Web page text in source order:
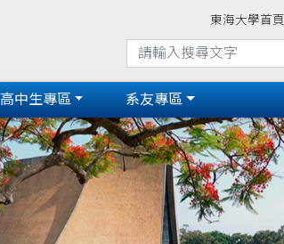
東海大學首頁
高中生專區 系友專區